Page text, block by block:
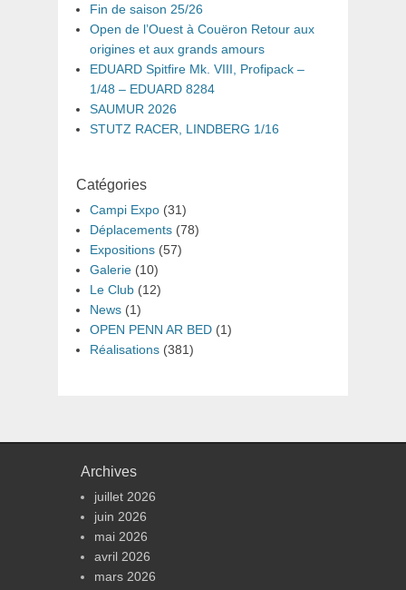
Fin de saison 25/26
Open de l’Ouest à Couëron Retour aux
origines et aux grands amours
EDUARD Spitfire Mk. VIII, Profipack –
1/48 – EDUARD 8284
SAUMUR 2026
STUTZ RACER, LINDBERG 1/16
Catégories
Campi Expo (31)
Déplacements (78)
Expositions (57)
Galerie (10)
Le Club (12)
News (1)
OPEN PENN AR BED (1)
Réalisations (381)
Archives
juillet 2026
juin 2026
mai 2026
avril 2026
mars 2026